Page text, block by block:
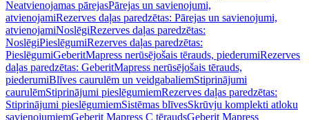
Neatvienojamas pārejasPārejas un savienojumi,
atvienojamiRezerves daļas paredzētas: Pārejas un savienojumi,
atvienojamiNoslēgiRezerves daļas paredzētas:
NoslēgiPieslēgumiRezerves daļas paredzētas:
PieslēgumiGeberitMapress nerūsējošais tērauds, piederumiRezerves
daļas paredzētas: GeberitMapress nerūsējošais tērauds,
piederumiBlīves caurulēm un veidgabaliemStiprinājumi
caurulēmStiprinājumi pieslēgumiemRezerves daļas paredzētas:
Stiprinājumi pieslēgumiemSistēmas blīvesSkrūvju komplekti atloku
savienojumiemGeberit Mapress C tēraudsGeberit Mapress